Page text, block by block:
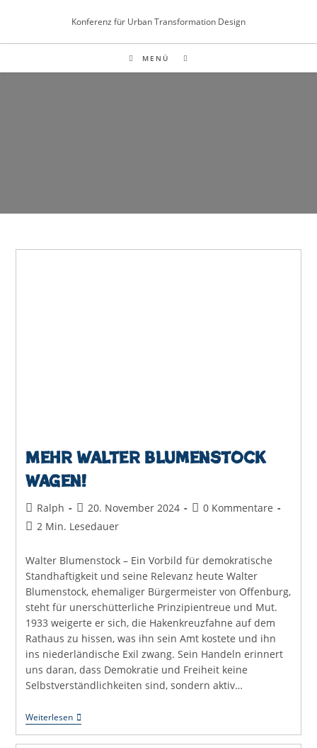
springen
Konferenz für Urban Transformation Design
MENÜ
Mehr Walter Blumenstock
wagen!
Beitrags-
Autor:
Ralph
Beitrag
veröffentlicht:
20. November 2024
Beitrags-
0 Kommentare
Lesedauer:
2 Min. Lesedauer
Walter Blumenstock – Ein Vorbild für demokratische
Standhaftigkeit und seine Relevanz heute Walter
Blumenstock, ehemaliger Bürgermeister von Offenburg,
steht für unerschütterliche Prinzipientreue und Mut.
1933 weigerte er sich, die Hakenkreuzfahne auf dem
Rathaus zu hissen, was ihn sein Amt kostete und ihn
ins niederländische Exil zwang. Sein Handeln erinnert
uns daran, dass Demokratie und Freiheit keine
Selbstverständlichkeiten sind, sondern aktiv…
WeiterlesenMehr
Walter
Blumenstock